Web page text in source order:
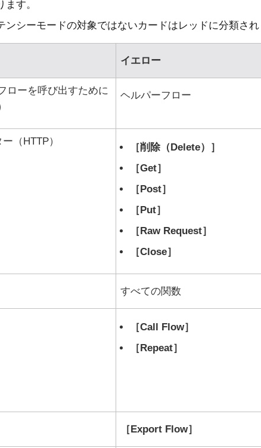
ます。
ンシーモードの対象ではないカードはレッドに分類さ
イエロー
ローを呼び出すために
ヘルパーフロー
（HTTP）
削除（Delete）
Get
Post
Put
Raw Request
Close
すべての関数
Call Flow
Repeat
Export Flow